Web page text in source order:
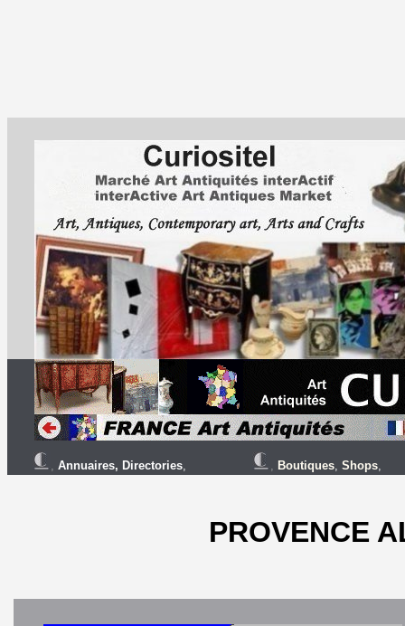
, Annuaires, Directories, , Boutiques, Shops,
PROVENCE